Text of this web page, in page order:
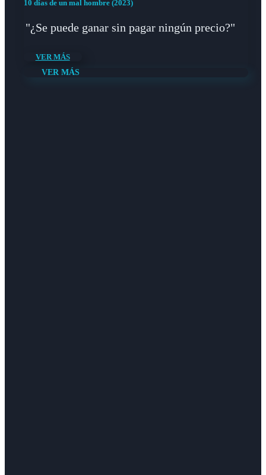
10 días de un mal hombre (2023)
"¿Se puede ganar sin pagar ningún precio?"
VER MÁS
VER MÁS